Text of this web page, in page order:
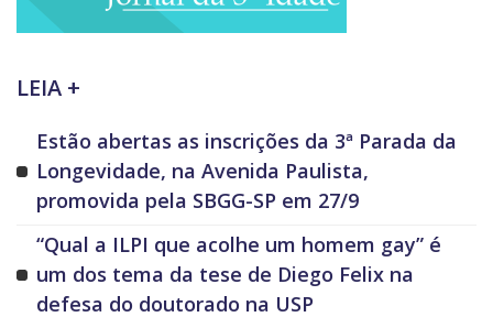
LEIA +
Estão abertas as inscrições da 3ª Parada da
Longevidade, na Avenida Paulista,
promovida pela SBGG-SP em 27/9
“Qual a ILPI que acolhe um homem gay” é
um dos tema da tese de Diego Felix na
defesa do doutorado na USP